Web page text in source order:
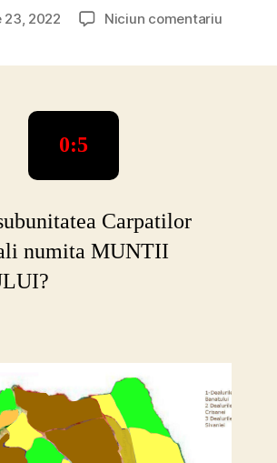
23, 2022 Niciun comentariula
0:6
Carpatilor
numita MUNTII